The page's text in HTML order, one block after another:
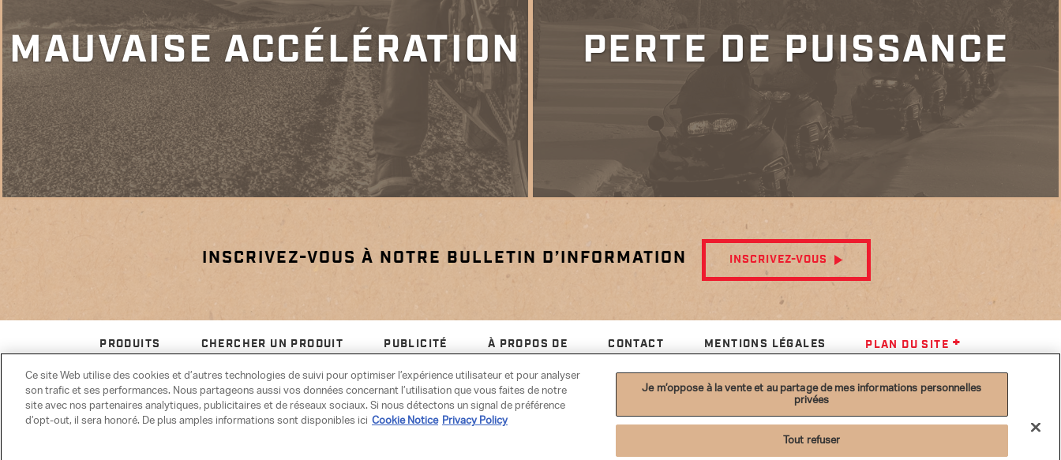
MAUVAISE ACCÉLÉRATION PERTE DE PUISSANCE
INSCRIVEZ-VOUS À NOTRE BULLETIN D’INFORMATION INSCRIVEZ-VOUS
PRODUITS CHERCHER UN PRODUIT PUBLICITÉ À PROPOS DE CONTACT MENTIONS LÉGALES PLAN DU SITE
Ce site Web utilise des cookies et d’autres technologies de suivi pour optimiser l’expérience utilisateur et pour analyser
son trafic et ses performances. Nous partageons aussi vos données concernant l’utilisation que vous faites de notre
site avec nos partenaires analytiques, publicitaires et de réseaux sociaux. Si nous détectons un signal de préférence
d’opt-out, il sera honoré. De plus amples informations sont disponibles ici Cookie NoticePrivacy Policy
Je m’oppose à la vente et au partage de mes informations personnelles
privées
Tout refuser